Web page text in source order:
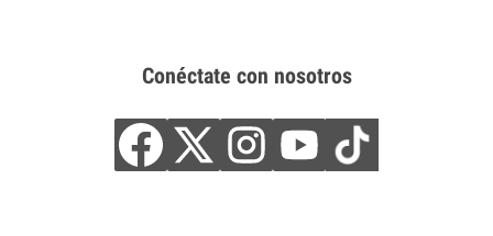
Conéctate con nosotros